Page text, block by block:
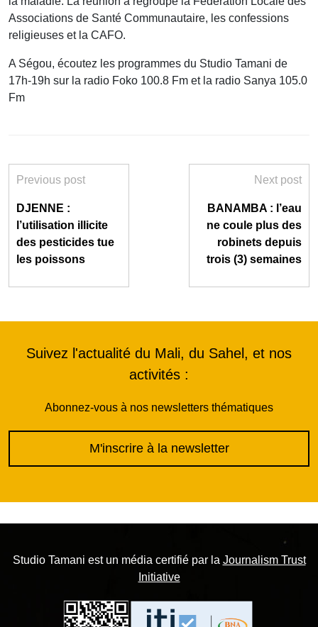
Associations de Santé Communautaire, les confessions
religieuses et la CAFO.
A Ségou, écoutez les programmes du Studio Tamani de
17h-19h sur la radio Foko 100.8 Fm et la radio Sanya 105.0
Fm
Previous post
DJENNE :
l’utilisation illicite
des pesticides tue
les poissons
Next post
BANAMBA : l’eau
ne coule plus des
robinets depuis
trois (3) semaines
Suivez l'actualité du Mali, du Sahel, et nos
activités :
Abonnez-vous à nos newsletters thématiques
M'inscrire à la newsletter
Studio Tamani est un média certifié par la Journalism Trust
Initiative